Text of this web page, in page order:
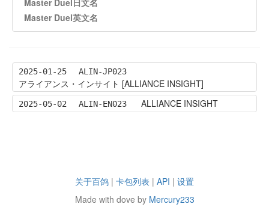
Master Duel日文名
Master Duel英文名
2025-01-25 ALIN-JP023
アライアンス・インサイト [ALLIANCE INSIGHT]
2025-05-02 ALIN-EN023 ALLIANCE INSIGHT
关于百鸽 | 卡包列表 | API | 设置
Made with dove by Mercury233